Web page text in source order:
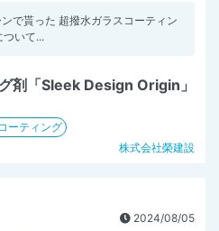
で貰った 超撥水ガラスコーティン
いて...
剤「Sleek Design Origin」
ーティング
株式会社榮建設
2024/08/05